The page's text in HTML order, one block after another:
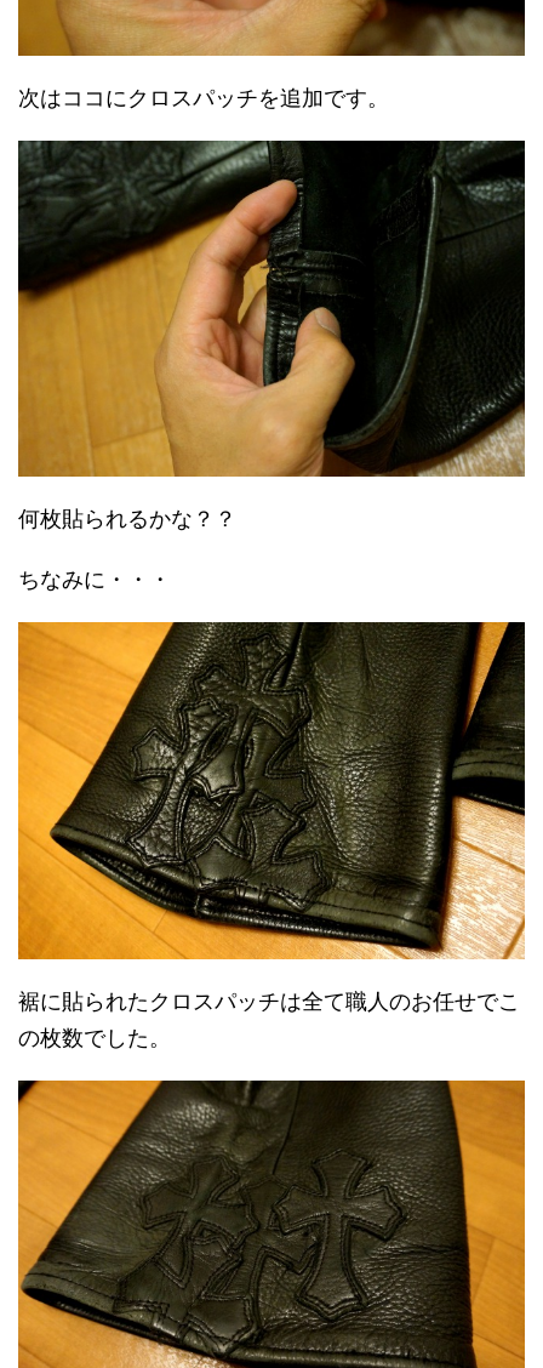
次はココにクロスパッチを追加です。
何枚貼られるかな？？
ちなみに・・・
裾に貼られたクロスパッチは全て職人のお任せでこ
の枚数でした。